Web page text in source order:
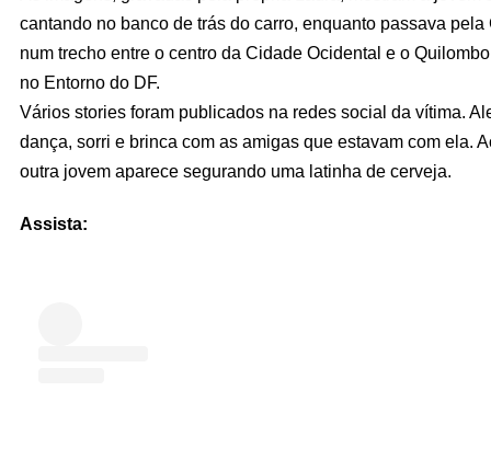
cantando no banco de trás do carro, enquanto passava pela
num trecho entre o centro da Cidade Ocidental e o
no Entorno do DF.
Vários stories foram publicados na redes social da vítima.
dança, sorri e brinca com as amigas que estavam com ela.
outra jovem aparece segurando uma latinha de cerveja.
Assista: